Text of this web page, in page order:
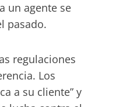
un agente se
pasado.
regulaciones
Los
a su cliente” y